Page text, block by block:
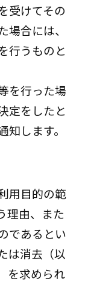
受けてその
合には、
行うものと
を行った場
定をしたと
します。
用目的の範
理由、また
であるとい
は消去（以
を求められ